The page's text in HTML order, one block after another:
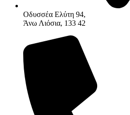
Οδυσσέα Ελύτη 94,
Άνω Λιόσια, 133 42